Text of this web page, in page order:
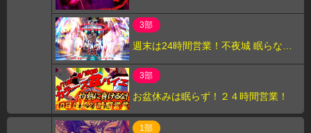
3部
週末は24時間営業！不夜城 眠らない
3部
お盆休みは眠らず！２４時間営業！
1部